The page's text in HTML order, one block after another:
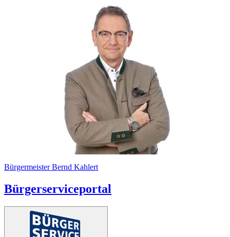
Bürgermeister Bernd Kahlert
Bürgerserviceportal